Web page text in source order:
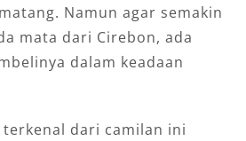
Namun agar semakin
mata dari Cirebon, ada
dalam keadaan
terkenal dari camilan ini